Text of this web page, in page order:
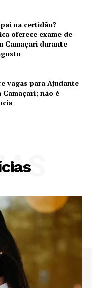
na certidão?
oferece exame de
Camaçari durante
vagas para Ajudante
Camaçari; não é